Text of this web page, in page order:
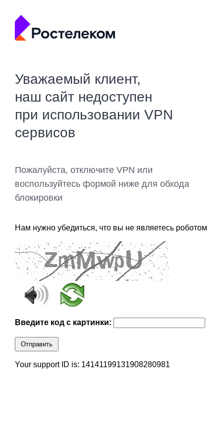
Уважаемый клиент,
наш сайт недоступен
при использовании VPN
сервисов
Пожалуйста, отключите VPN или
воспользуйтесь формой ниже для обхода
блокировки
Нам нужно убедиться, что вы не являетесь роботом
Введите код с картинки:
Отправить
Your support ID is: 14141199131908280981